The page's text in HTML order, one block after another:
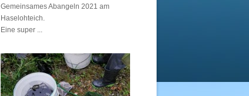
Gemeinsames Abangeln 2021 am
Haselohteich.
Eine super ...